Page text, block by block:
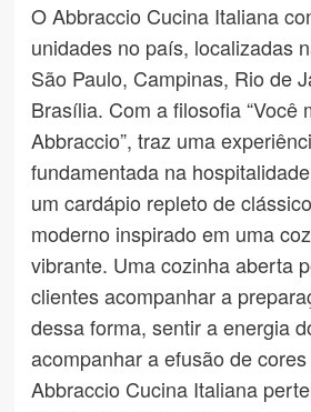
O Abbraccio Cucina Italiana
unidades no país, localizadas
São Paulo, Campinas, Rio de
Brasília. Com a filosofia “Você
Abbraccio”, traz uma
fundamentada na
um cardápio repleto de
moderno inspirado em uma
vibrante. Uma cozinha aberta
clientes acompanhar a
dessa forma, sentir a energia
acompanhar a efusão de
Abbraccio Cucina Italiana